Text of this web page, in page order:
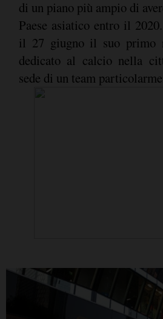
di un piano più ampio di
Paese asiatico entro il
il 27 giugno il suo primo
dedicato al calcio nella
sede di un team